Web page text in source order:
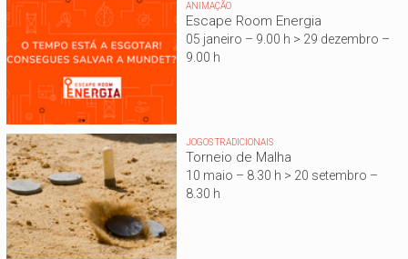
ANIMAÇÃO
Escape Room Energia
05 janeiro – 9.00 h > 29 dezembro –
9.00 h
JOGOS TRADICIONAIS
Torneio de Malha
10 maio – 8.30 h > 20 setembro –
8.30 h